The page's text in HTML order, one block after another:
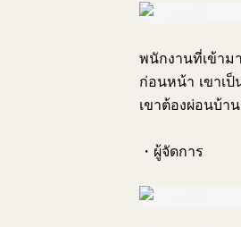
พนักงานที่เข้าม
ก่อนหน้า เขาเ
เขาต้องผ่อนบ้า
・ผู้จัดการ